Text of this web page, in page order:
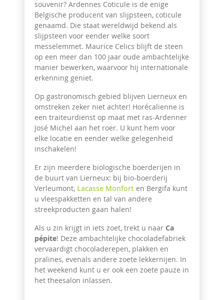
souvenir? Ardennes Coticule is de enige
Belgische producent van slijpsteen, coticule
genaamd. Die staat wereldwijd bekend als
slijpsteen voor eender welke soort
messelemmet. Maurice Celics blijft de steen
op een meer dan 100 jaar oude ambachtelijke
manier bewerken, waarvoor hij internationale
erkenning geniet.
Op gastronomisch gebied blijven Lierneux en
omstreken zeker niet achter! Horécalienne is
een traiteurdienst op maat met ras-Ardenner
José Michel aan het roer. U kunt hem voor
elke locatie en eender welke gelegenheid
inschakelen!
Er zijn meerdere biologische boerderijen in
de buurt van Lierneux: bij bio-boerderij
Verleumont, Lacasse Monfort en Bergifa kunt
u vleespakketten en tal van andere
streekproducten gaan halen!
Als u zin krijgt in iets zoet, trekt u naar Ca
pépite! Deze ambachtelijke chocoladefabriek
vervaardigt chocoladerepen, plakken en
pralines, evenals andere zoete lekkernijen. In
het weekend kunt u er ook een zoete pauze in
het theesalon inlassen.